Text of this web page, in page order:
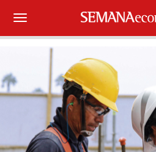
Suscríbase
Iniciar sesión
Portada
¿Qué está pasando?